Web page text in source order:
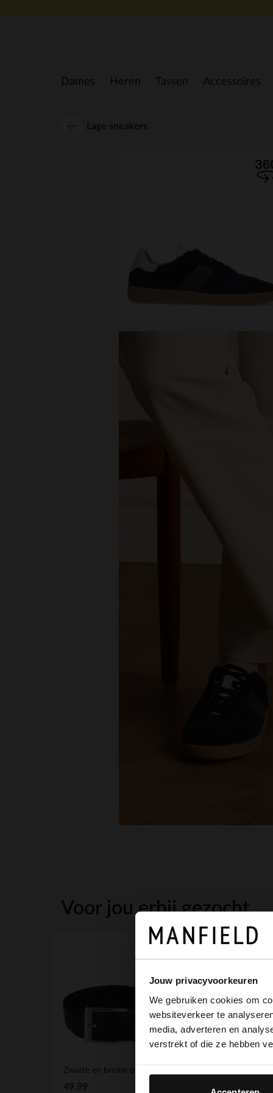
Jouw privacyvoorkeuren
We gebruiken cookies om
websiteverkeer te
media, adverteren en
verstrekt of die ze hebben
Dames Heren Tassen Accessoires
Lage sneakers
Voor jou erbij gezocht
49.99